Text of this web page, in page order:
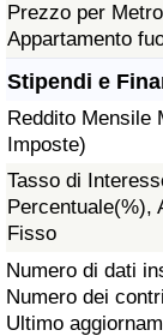
Prezzo per
Appartamento
Stipendi e
Reddito Mensile
Imposte)
Tasso di
Percentuale(%),
Fisso
Numero di dati
Numero dei
Ultimo
Assistenza
Indice
Indice
Indice
Nazione
Inquinamento